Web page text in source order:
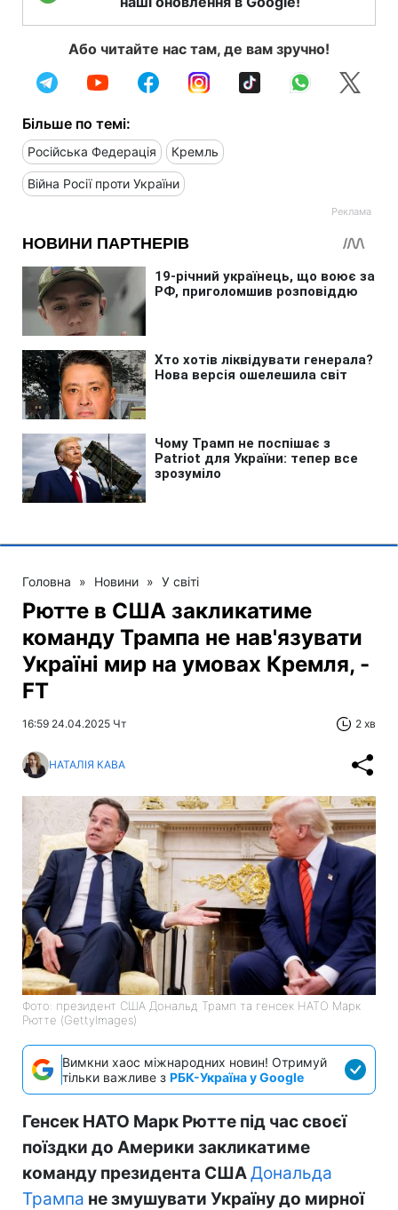
Або читайте нас там, де вам зручно!
Більше по темі:
Російська Федерація Кремль
Війна Росії проти України
Головна » Новини » У світі
Рютте в США закликатиме
команду Трампа не нав'язувати
Україні мир на умовах Кремля, -
FT
16:59 24.04.2025 Чт 2 хв
НАТАЛІЯ КАВА
Фото: президент США Дональд Трамп та генсек НАТО Марк
Рютте (GettyImagеs)
Вимкни хаос міжнародних новин! Отримуй
тільки важливе з РБК-Україна у Google
Генсек НАТО Марк Рютте під час своєї
поїздки до Америки закликатиме
команду президента СШАДональда
Трампа не змушувати Україну до мирної